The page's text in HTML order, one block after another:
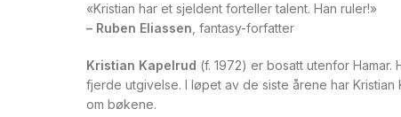
«Kristian har et sjeldent forteller talent. Han ruler!»
– Ruben Eliassen , fantasy-forfatter
Kristian Kapelrud (f. 1972) er bosatt utenfor
fjerde utgivelse. I løpet av de siste årene har
om bøkene.